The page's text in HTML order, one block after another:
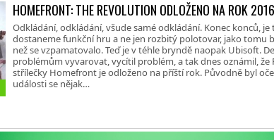
HOMEFRONT: THE REVOLUTION ODLOŽENO NA ROK 2016
Odkládání, odkládání, všude samé odkládání. Konec konců,
dostaneme funkční hru a ne jen rozbitý polotovar, jako tomu
než se vzpamatovalo. Teď je v téhle bryndě naopak Ubisoft.
problémům vyvarovat, vycítil problém, a tak dnes oznámil, že
střílečky Homefront je odloženo na příští rok. Původně byl
události se nějak…